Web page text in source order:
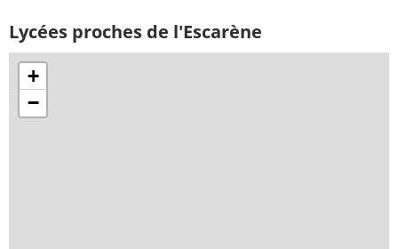
Lycées proches de l'Escarène
+
−